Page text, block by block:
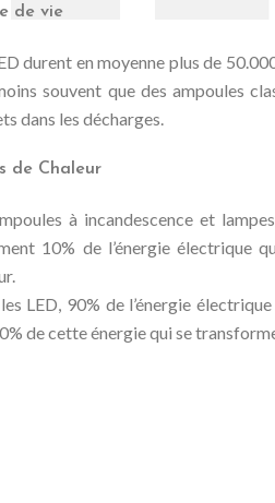
de vie
durent en moyenne plus de
souvent que des ampoules
dans les décharges.
de Chaleur
à incandescence et
10% de l’énergie électrique
LED, 90% de l’énergie
de cette énergie qui se